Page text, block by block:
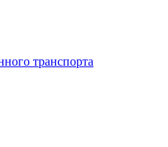
транспорта